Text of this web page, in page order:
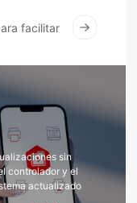
facilitar
sin
controlador y el
actualizado